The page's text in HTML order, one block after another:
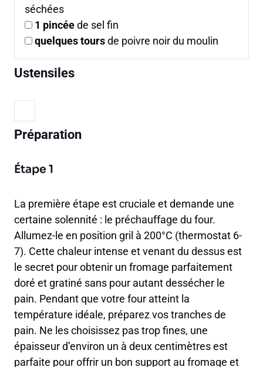
séchées
1 pincéede sel fin
quelques toursde poivre noir du moulin
Ustensiles
Préparation
Étape 1
La première étape est cruciale et demande une
certaine solennité : le préchauffage du four.
Allumez-le en position gril à 200°C (thermostat 6-
7). Cette chaleur intense et venant du dessus est
le secret pour obtenir un fromage parfaitement
doré et gratiné sans pour autant dessécher le
pain. Pendant que votre four atteint la
température idéale, préparez vos tranches de
pain. Ne les choisissez pas trop fines, une
épaisseur d’environ un à deux centimètres est
parfaite pour offrir un bon support au fromage et